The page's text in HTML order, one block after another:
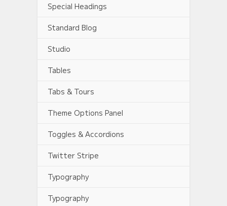
Special Headings
Standard Blog
Studio
Tables
Tabs & Tours
Theme Options Panel
Toggles & Accordions
Twitter Stripe
Typography
Typography